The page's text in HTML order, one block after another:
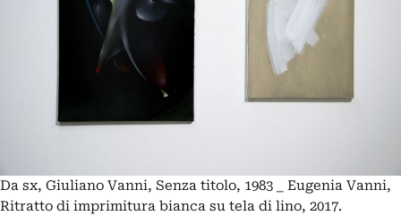
Da sx, Giuliano Vanni, Senza titolo, 1983 _ Eugenia Vanni,
Ritratto di imprimitura bianca su tela di lino, 2017.